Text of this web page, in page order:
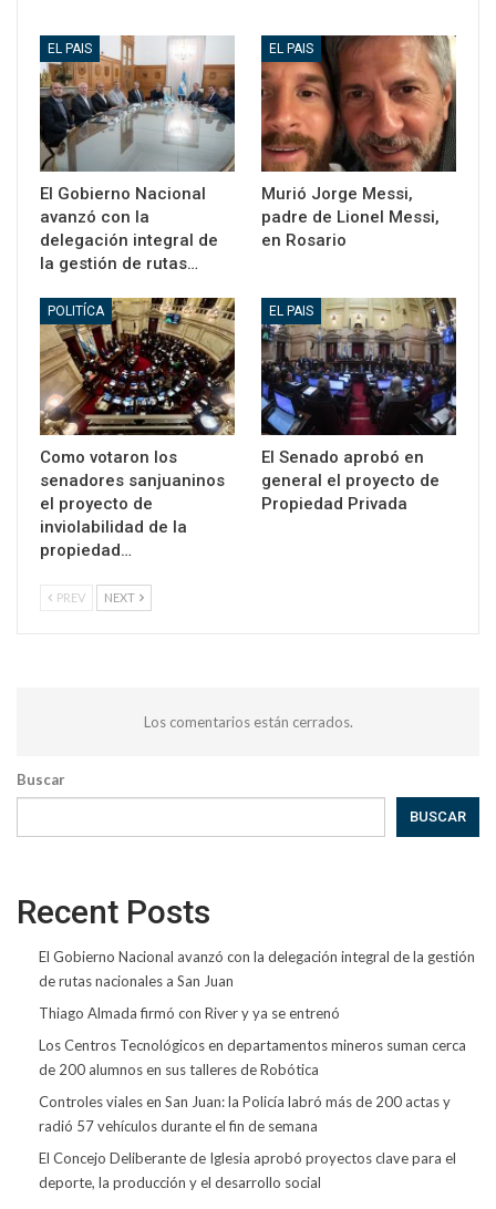
EL PAIS
El Gobierno Nacional
avanzó con la
delegación integral de
la gestión de rutas…
EL PAIS
Murió Jorge Messi,
padre de Lionel Messi,
en Rosario
POLITÍCA
Como votaron los
senadores sanjuaninos
el proyecto de
inviolabilidad de la
propiedad…
EL PAIS
El Senado aprobó en
general el proyecto de
Propiedad Privada
PREV NEXT
Los comentarios están cerrados.
Buscar
BUSCAR
Recent Posts
El Gobierno Nacional avanzó con la delegación integral de la gestión
de rutas nacionales a San Juan
Thiago Almada firmó con River y ya se entrenó
Los Centros Tecnológicos en departamentos mineros suman cerca
de 200 alumnos en sus talleres de Robótica
Controles viales en San Juan: la Policía labró más de 200 actas y
radió 57 vehículos durante el fin de semana
El Concejo Deliberante de Iglesia aprobó proyectos clave para el
deporte, la producción y el desarrollo social